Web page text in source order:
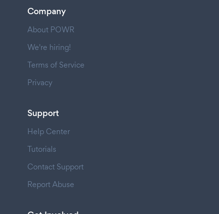
Company
About POWR
We're hiring!
Terms of Service
Privacy
Support
Help Center
Tutorials
Contact Support
Report Abuse